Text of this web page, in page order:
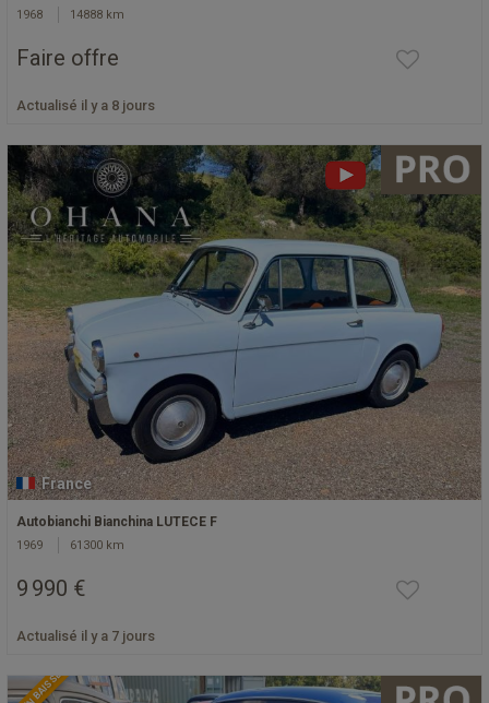
1968 14888 km
Faire offre
Actualisé il y a 8 jours
France
Autobianchi Bianchina LUTECE F
1969 61300 km
9 990 €
Actualisé il y a 7 jours